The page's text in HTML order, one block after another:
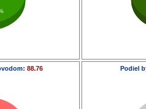
88.76 Podiel